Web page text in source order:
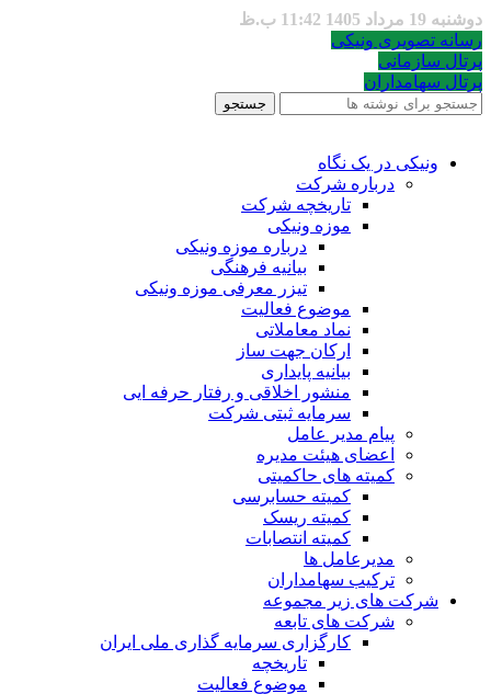
دوشنبه 19 مرداد 1405 11:42 ب.ظ
رسانه تصویری ونیکی
پرتال سازمانی
پرتال سهامداران
جستجو
ونیکی در یک نگاه
درباره شرکت
تاریخچه شرکت
موزه ونیکی
درباره موزه ونیکی
بیانیه فرهنگی
تیزر معرفی موزه ونیکی
موضوع فعالیت
نماد معاملاتی
ارکان جهت ساز
بیانیه پایداری
منشور اخلاقی و رفتار حرفه ایی
سرمایه ثبتی شرکت
پیام مدیر عامل
اعضای هیئت مدیره
کمیته های حاکمیتی
کمیته حسابرسی
کمیته ریسک
کمیته انتصابات
مدیرعامل ها
ترکیب سهامداران
شرکت های زیر مجموعه
شرکت های تابعه
کارگزاری سرمایه گذاری ملی ایران
تاریخچه
موضوع فعالیت